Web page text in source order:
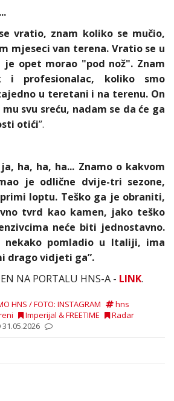
vratio, znam koliko se mučio,
mjeseci van terena. Vratio se u
opet morao "pod nož". Znam
profesionalac, koliko smo
u teretani i na terenu. On
svu sreću, nadam se da će ga
otići”.
ha, ha, ha... Znamo o kakvom
je odlične dvije-tri sezone,
loptu. Teško ga je obraniti,
tvrd kao kamen, jako teško
neće biti jednostavno.
nekako pomladio u Italiji, ima
drago vidjeti ga”.
NA PORTALU HNS-A - LINK.
HNS / FOTO: INSTAGRAM
hns
Imperijal & FREETIME
Radar
31.05.2026